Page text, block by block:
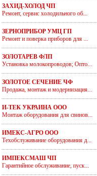
ЗАХИД-ХОЛОД ЧП
Ремонт, сервис холодильного об...
ЗЕРНОПРИБОР УМЦ ГП
Ремонт и поверка приборов для ...
ЗОЛОТАРЕВ ФЛП
Установка молокопроводов; Опто...
ЗОЛОТОЕ СЕЧЕНИЕ ЧФ
Продажа, монтаж и модернизация...
И-ТЕК УКРАИНА ООО
Монтаж оборудования для свинов...
ИМЕКС-АГРО ООО
Техобслуживание оборудования д...
ИМПЕКСМАШ ЧП
Гарантийное обслуживание, пуск...